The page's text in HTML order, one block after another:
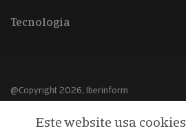
Tecnologia
@Copyright 2026, Iberinform
Aviso legalEste website usa cookies